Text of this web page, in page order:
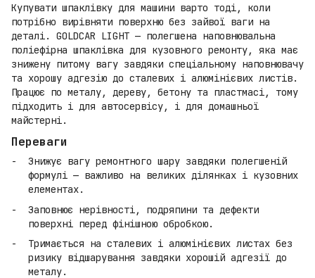
Купувати шпаклівку для машини варто тоді, коли
потрібно вирівняти поверхню без зайвої ваги на
деталі. GOLDCAR LIGHT — полегшена наповнювальна
поліефірна шпаклівка для кузовного ремонту, яка має
знижену питому вагу завдяки спеціальному наповнювачу
та хорошу адгезію до сталевих і алюмінієвих листів.
Працює по металу, дереву, бетону та пластмасі, тому
підходить і для автосервісу, і для домашньої
майстерні.
Переваги
Знижує вагу ремонтного шару завдяки полегшеній
формулі — важливо на великих ділянках і кузовних
елементах.
Заповнює нерівності, подряпини та дефекти
поверхні перед фінішною обробкою.
Тримається на сталевих і алюмінієвих листах без
ризику відшарування завдяки хорошій адгезії до
металу.